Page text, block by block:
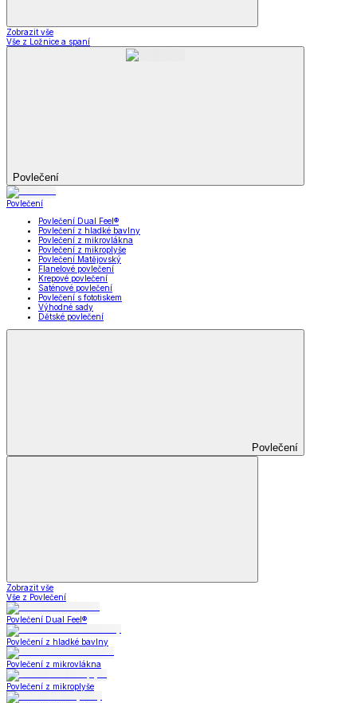
Zobrazit vše
Vše z Ložnice a spaní
Povlečení
Povlečení
Povlečení Dual Feel®
Povlečení z hladké bavlny
Povlečení z mikrovlákna
Povlečení z mikroplyše
Povlečení Matějovský
Flanelové povlečení
Krepové povlečení
Saténové povlečení
Povlečení s fototiskem
Výhodné sady
Dětské povlečení
Povlečení
Zobrazit vše
Vše z Povlečení
Povlečení Dual Feel®
Povlečení z hladké bavlny
Povlečení z mikrovlákna
Povlečení z mikroplyše